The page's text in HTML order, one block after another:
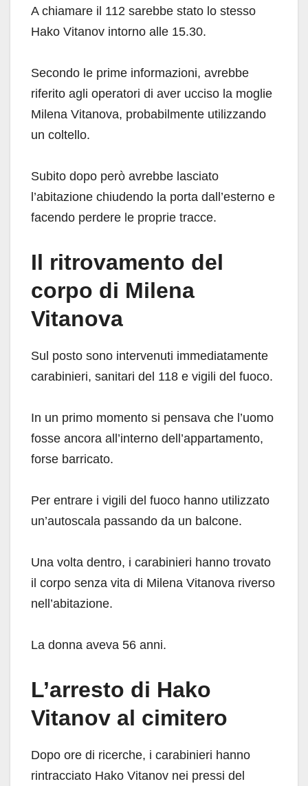
A chiamare il 112 sarebbe stato lo stesso
Hako Vitanov intorno alle 15.30.
Secondo le prime informazioni, avrebbe
riferito agli operatori di aver ucciso la moglie
Milena Vitanova, probabilmente utilizzando
un coltello.
Subito dopo però avrebbe lasciato
l’abitazione chiudendo la porta dall’esterno e
facendo perdere le proprie tracce.
Il ritrovamento del
corpo di Milena
Vitanova
Sul posto sono intervenuti immediatamente
carabinieri, sanitari del 118 e vigili del fuoco.
In un primo momento si pensava che l’uomo
fosse ancora all’interno dell’appartamento,
forse barricato.
Per entrare i vigili del fuoco hanno utilizzato
un’autoscala passando da un balcone.
Una volta dentro, i carabinieri hanno trovato
il corpo senza vita di Milena Vitanova riverso
nell’abitazione.
La donna aveva 56 anni.
L’arresto di Hako
Vitanov al cimitero
Dopo ore di ricerche, i carabinieri hanno
rintracciato Hako Vitanov nei pressi del